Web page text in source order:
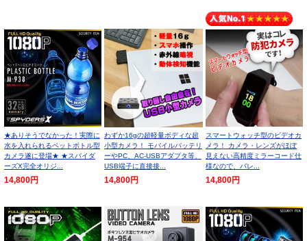
★ありそうでなかった！実際に
水を入れられるペットボトル型
カメラ遂に登場★ ★スパイダ
ーズX完全オリジ...
わずか16gの超軽量ボディな超
小型カメラ！ モバイルバッテリ
ーやPC、AC-USBアダプタ等、
USB端子に直接接...
スマートウォッチ型のビデオカ
メラ！ カメラ・レンズがほぼ
見えない高精度ミラーコード仕
様なので、バレ...
14,800円 14,800円 14,800円